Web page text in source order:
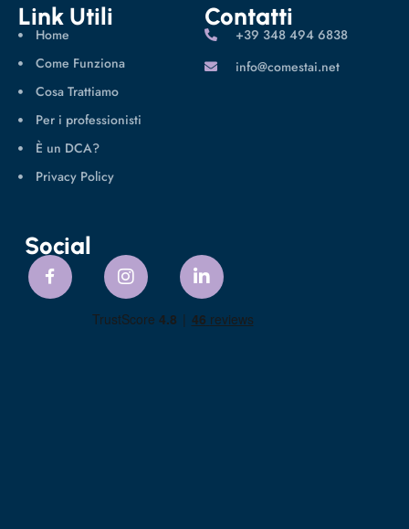
Link Utili
Home
Come Funziona
Cosa Trattiamo
Per i professionisti
È un DCA?
Privacy Policy
Contatti
‪+39 348 494 6838
info@comestai.net
Social